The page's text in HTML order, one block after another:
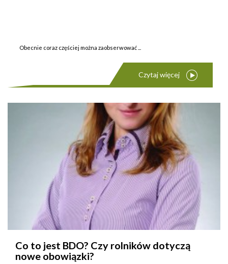
Obecnie coraz częściej można zaobserwować ...
Czytaj więcej
Co to jest BDO? Czy rolników dotyczą
nowe obowiązki?